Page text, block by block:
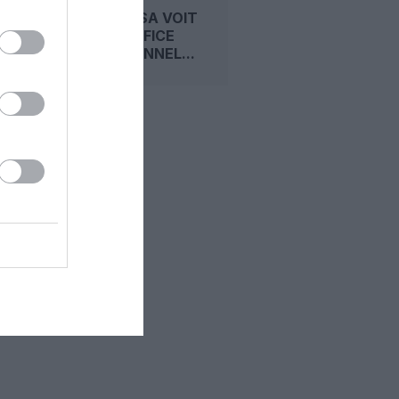
LUFTHANSA VOIT
SON BÉNÉFICE
OPÉRATIONNEL...